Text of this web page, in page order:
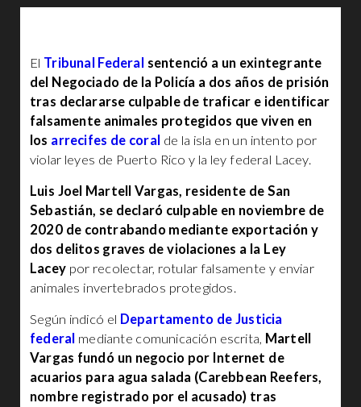
El Tribunal Federal sentenció a un exintegrante
del Negociado de la Policía a dos años de prisión
tras declararse culpable de traficar e identificar
falsamente animales protegidos que viven en
los arrecifes de coral de la isla en un intento por
violar leyes de Puerto Rico y la ley federal Lacey.
Luis Joel Martell Vargas, residente de San
Sebastián, se declaró culpable en noviembre de
2020 de contrabando mediante exportación y
dos delitos graves de violaciones a la Ley
Lacey por recolectar, rotular falsamente y enviar
animales invertebrados protegidos.
Según indicó el Departamento de Justicia
federal mediante comunicación escrita, Martell
Vargas fundó un negocio por Internet de
acuarios para agua salada (Carebbean Reefers,
nombre registrado por el acusado) tras